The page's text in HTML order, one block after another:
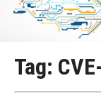
Tag: